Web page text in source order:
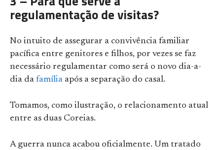
regulamentação de visitas?
No intuito de assegurar a convivência familiar
pacífica entre genitores e filhos, por vezes se faz
necessário regulamentar como será o novo dia-a-
dia da família após a separação do casal.
Tomamos, como ilustração, o relacionamento atual
entre as duas Coreias.
A guerra nunca acabou oficialmente. Um tratado